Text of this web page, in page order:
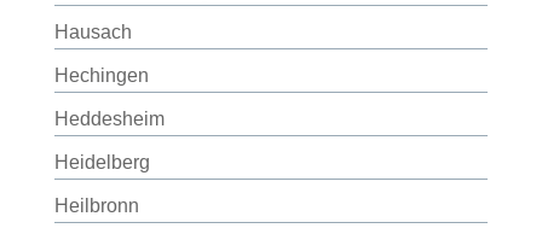
Hausach
Hechingen
Heddesheim
Heidelberg
Heilbronn